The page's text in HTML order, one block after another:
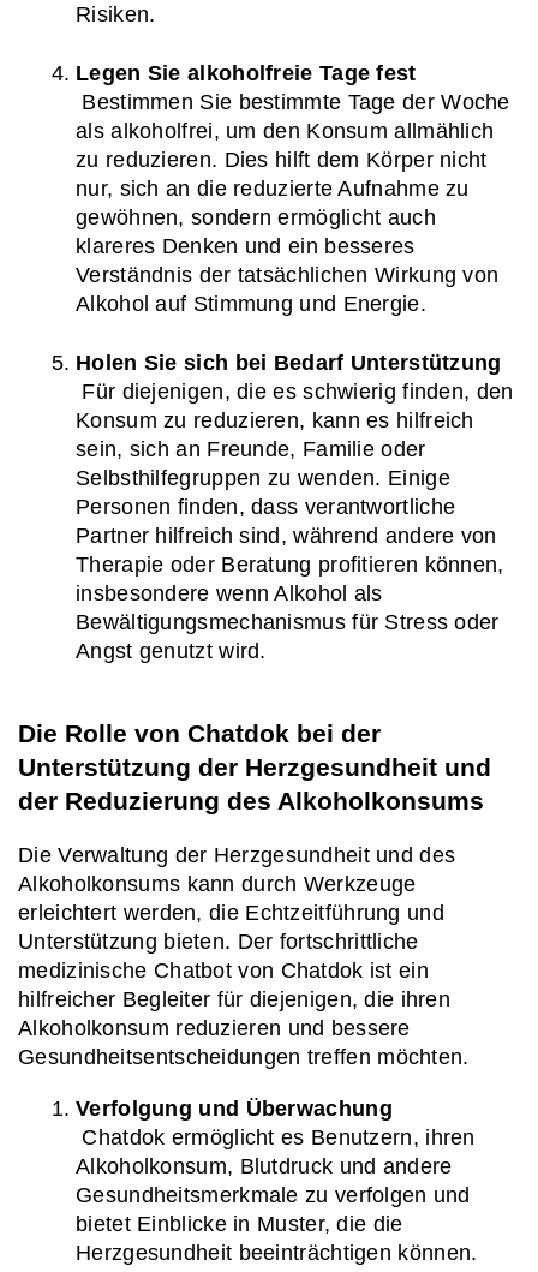
Risiken.
Legen Sie alkoholfreie Tage fest
als alkoholfrei, um den Konsum allmählich
zu reduzieren. Dies hilft dem Körper nicht
nur, sich an die reduzierte Aufnahme zu
gewöhnen, sondern ermöglicht auch
klareres Denken und ein besseres
Verständnis der tatsächlichen Wirkung von
Alkohol auf Stimmung und Energie.
Holen Sie sich bei Bedarf Unterstützung
Konsum zu reduzieren, kann es hilfreich
sein, sich an Freunde, Familie oder
Selbsthilfegruppen zu wenden. Einige
Personen finden, dass verantwortliche
Partner hilfreich sind, während andere von
Therapie oder Beratung profitieren können,
insbesondere wenn Alkohol als
Bewältigungsmechanismus für Stress oder
Angst genutzt wird.
Die Rolle von Chatdok bei der
Unterstützung der Herzgesundheit und
der Reduzierung des Alkoholkonsums
Die Verwaltung der Herzgesundheit und des
Alkoholkonsums kann durch Werkzeuge
erleichtert werden, die Echtzeitführung und
Unterstützung bieten. Der fortschrittliche
medizinische Chatbot von Chatdok ist ein
hilfreicher Begleiter für diejenigen, die ihren
Alkoholkonsum reduzieren und bessere
Gesundheitsentscheidungen treffen möchten.
Verfolgung und Überwachung
Alkoholkonsum, Blutdruck und andere
Gesundheitsmerkmale zu verfolgen und
bietet Einblicke in Muster, die die
Herzgesundheit beeinträchtigen können.